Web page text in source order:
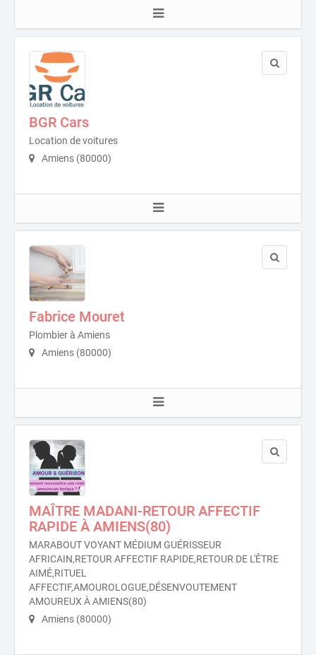
BGR Cars
Location de voitures
Amiens (80000)
Fabrice Mouret
Plombier à Amiens
Amiens (80000)
MAÎTRE MADANI-RETOUR AFFECTIF
RAPIDE À AMIENS(80)
MARABOUT VOYANT MÉDIUM GUÉRISSEUR
AFRICAIN,RETOUR AFFECTIF RAPIDE,RETOUR DE L'ÊTRE
AIMÉ,RITUEL
AFFECTIF,AMOUROLOGUE,DÉSENVOUTEMENT
AMOUREUX À AMIENS(80)
Amiens (80000)